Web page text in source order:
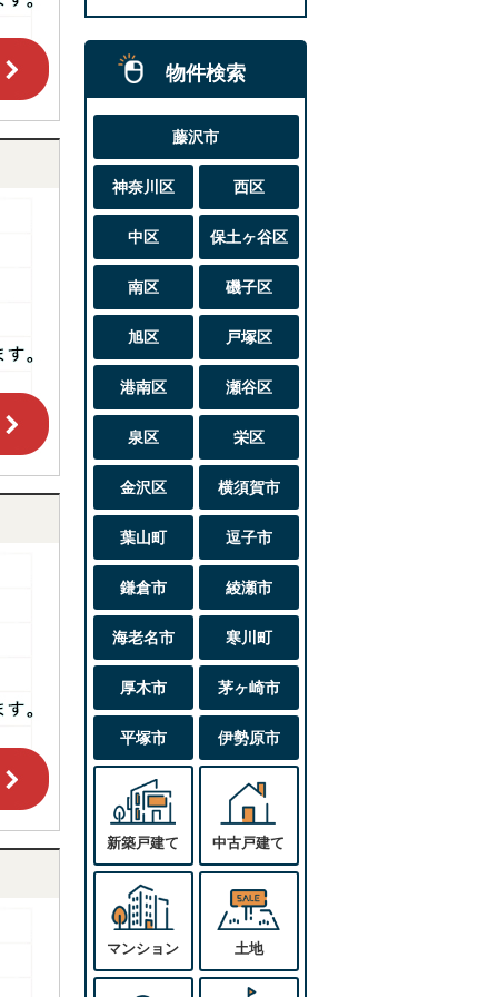
物件検索
藤沢市
神奈川区 西区
中区 保土ヶ谷区
南区 磯子区
旭区 戸塚区
港南区 瀬谷区
泉区 栄区
金沢区 横須賀市
葉山町 逗子市
鎌倉市 綾瀬市
海老名市 寒川町
厚木市 茅ヶ崎市
平塚市 伊勢原市
新築戸建て 中古戸建て
マンション 土地